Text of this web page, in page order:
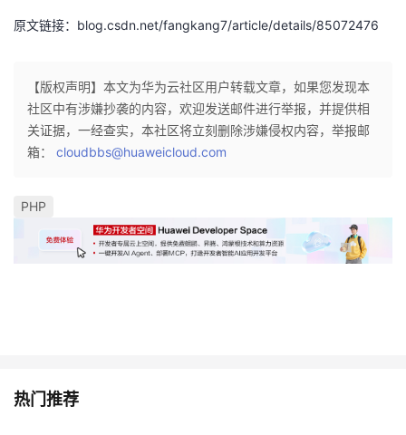
原文链接：blog.csdn.net/fangkang7/article/details/85072476
【版权声明】本文为华为云社区用户转载文章，如果您发现本
社区中有涉嫌抄袭的内容，欢迎发送邮件进行举报，并提供相
关证据，一经查实，本社区将立刻删除涉嫌侵权内容，举报邮
箱： cloudbbs@huaweicloud.com
PHP
热门推荐